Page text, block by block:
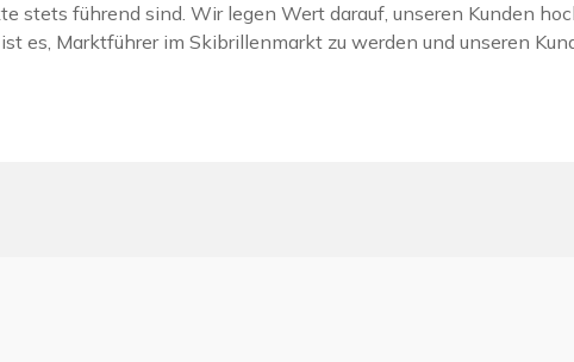
stets führend sind. Wir legen Wert darauf, unseren Kunden
es, Marktführer im Skibrillenmarkt zu werden und unseren